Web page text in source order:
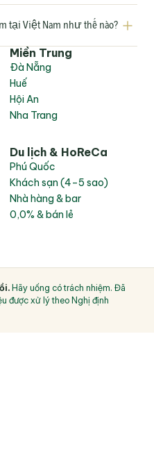
tại Việt Nam như thế nào?
Miền Trung
Đà Nẵng
Huế
Hội An
Nha Trang
Du lịch & HoReCa
Phú Quốc
Khách sạn (4–5 sao)
Nhà hàng & bar
0,0% & bán lẻ
Hãy uống có trách nhiệm. Đã
được xử lý theo Nghị định